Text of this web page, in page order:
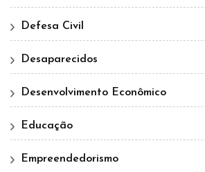
Defesa Civil
Desaparecidos
Desenvolvimento Econômico
Educação
Empreendedorismo